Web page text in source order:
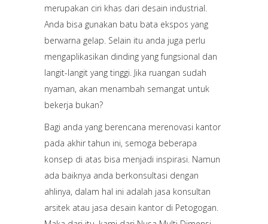
merupakan ciri khas dari desain industrial.
Anda bisa gunakan batu bata ekspos yang
berwarna gelap. Selain itu anda juga perlu
mengaplikasikan dinding yang fungsional dan
langit-langit yang tinggi. Jika ruangan sudah
nyaman, akan menambah semangat untuk
bekerja bukan?
Bagi anda yang berencana merenovasi kantor
pada akhir tahun ini, semoga beberapa
konsep di atas bisa menjadi inspirasi. Namun
ada baiknya anda berkonsultasi dengan
ahlinya, dalam hal ini adalah jasa konsultan
arsitek atau jasa desain kantor di Petogogan.